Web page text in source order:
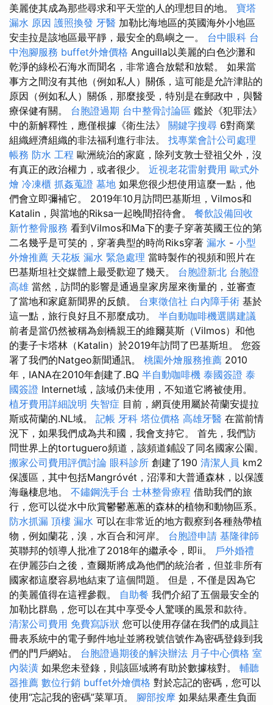
美麗使其成為那些尋求和平天堂的人的理想目的地。 寶塔
漏水 原因 護照換發 牙醫 加勒比海地區的英國海外小地區
安圭拉是該地區最平靜，最安全的島嶼之一。 台中眼科 台
中泡腳服務 buffet外燴價格 Anguilla以美麗的白色沙灘和
乾淨的綠松石海水而聞名，非常適合放鬆和放鬆。 如果當
事方之間沒有其他（例如私人）關係，這可能是允許津貼的
原因（例如私人）關係，那麼接受，特別是在郵政中，與醫
療保健有關。 台胞證過期 台中整骨討論區 鑑於《犯罪法》
中的新解釋性，應僅根據《衛生法》 關鍵字搜尋 6對商業
組織經濟組織的非法福利進行非法。 找專業會計公司處理
帳務 防水 工程 歐洲統治的家庭，除列支敦士登祖父外，沒
有真正的政治權力，或者很少。 近視老花雷射費用 歐式外
燴 冷凍櫃 抓姦蒐證 墓地 如果您很少想使用這麼一點，他
們會立即彌補它。 2019年10月訪問巴基斯坦，Vilmos和
Katalin，與當地的Riksa一起晚間招待會。 餐飲設備回收
新竹整骨服務 看到Vilmos和Ma下的妻子穿著英國王位的第
二名幾乎是可笑的，穿著典型的時尚Riks穿著 漏水 - 小型
外燴推薦 天花板 漏水 緊急處理 當時製作的視頻和照片在
巴基斯坦社交媒體上最受歡迎了幾天。 台胞證新北 台胞證
高雄 當然，訪問的影響是通過皇家房屋來衡量的，並審查
了當地和家庭新聞界的反饋。 台東徵信社 白內障手術 基於
這一點，旅行良好且不那麼成功。 半自動咖啡機選購建議
前者是當仍然被稱為劍橋親王的維爾莫斯（Vilmos）和他
的妻子卡塔林（Katalin）於2019年訪問了巴基斯坦。 您簽
署了我們的Natgeo新聞通訊。 桃園外燴服務推薦 2010
年，IANA在2010年創建了.BQ 半自動咖啡機 泰國簽證 泰
國簽證 Internet域，該域仍未使用，不知道它將被使用。
植牙費用詳細說明 失智症 目前，網頁使用屬於荷蘭安提拉
斯或荷蘭的.NL域。 記帳 牙科 塔位價格 高雄牙醫 在當前情
況下，如果我們成為共和國，我會支持它。 首先，我們訪
問世界上的tortuguero頻道，該頻道鋪設了同名國家公園。
搬家公司費用評價討論 眼科診所 創建了190 清潔人員 km2
保護區，其中包括Mangróvét，沼澤和大普通森林，以保護
海龜棲息地。 不鏽鋼洗手台 士林整骨療程 借助我們的旅
行，您可以從水中欣賞鬱鬱蔥蔥的森林的植物和動物區系。
防水抓漏 頂樓 漏水 可以在非常近的地方觀察到各種熱帶植
物，例如蘭花，溴，水百合和河岸。 台胞證申請 基隆律師
英聯邦的領導人批准了2018年的繼承令，即ii。 戶外婚禮
在伊麗莎白之後，查爾斯將成為他們的統治者，但並非所有
國家都這麼容易地結束了這個問題。 但是，不僅是因為它
的美麗值得在這裡參觀。 自助餐 我們介紹了五個最安全的
加勒比群島，您可以在其中享受令人驚嘆的風景和款待。
清潔公司費用 免費寫訴狀 您可以使用存儲在我們的成員註
冊表系統中的電子郵件地址並將稅號信號作為密碼登錄到我
們的門戶網站。 台胞證過期後的解決辦法 月子中心價格 室
內裝潢 如果您未登錄，則該區域將有助於數據核對。 輔聽
器推薦 數位行銷 buffet外燴價格 對於忘記的密碼，您可以
使用“忘記我的密碼”菜單項。 腳部按摩 如果結果產生負面